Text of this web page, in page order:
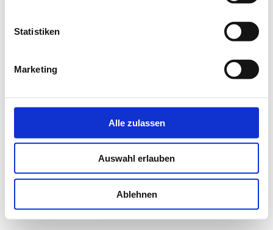
Statistiken
Marketing
Alle zulassen
Auswahl erlauben
Ablehnen